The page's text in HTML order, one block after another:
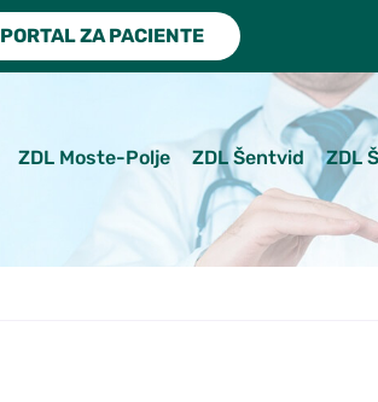
PORTAL ZA PACIENTE
ZDL Moste-Polje ZDL Šentvid ZDL